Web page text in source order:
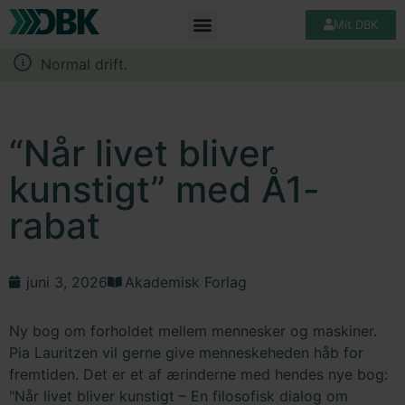
Mit DBK
Normal drift.
“Når livet bliver
kunstigt” med Å1-
rabat
juni 3, 2026 Akademisk Forlag
Ny bog om forholdet mellem mennesker og maskiner.
Pia Lauritzen vil gerne give menneskeheden håb for
fremtiden. Det er et af ærinderne med hendes nye bog:
"Når livet bliver kunstigt – En filosofisk dialog om